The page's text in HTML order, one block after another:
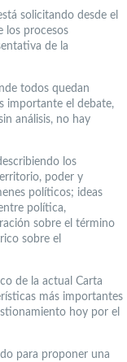
solicitando desde el
los procesos
de la
todos quedan
importante el debate,
análisis, no hay
los
poder y
políticos; ideas
política,
sobre el término
sobre el
de la actual Carta
más importantes
hoy por el
para proponer una